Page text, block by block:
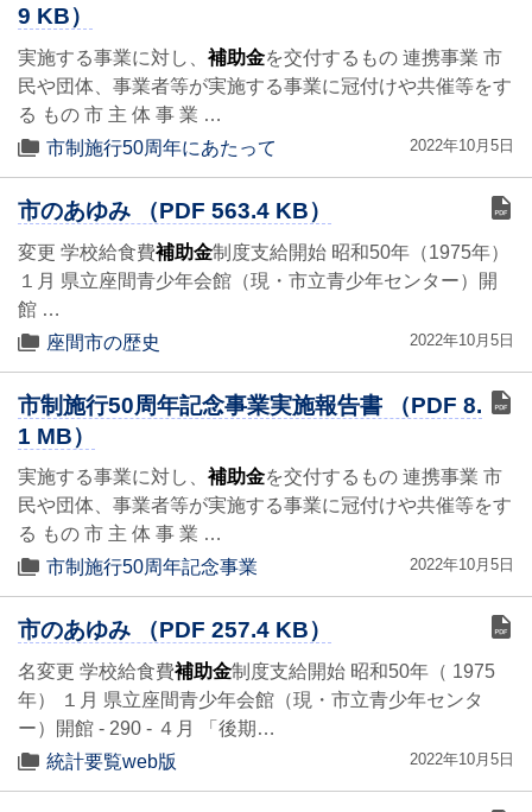
9 KB）
実施する事業に対し、 補助金を交付するもの 連携事業 市
民や団体、事業者等が実施する事業に冠付けや共催等をす
る もの 市 主 体 事 業 …
市制施行50周年にあたって
2022年10月5日
市のあゆみ （PDF 563.4 KB）
変更 学校給食費補助金制度支給開始 昭和50年（1975年）
１月 県立座間青少年会館（現・市立青少年センター）開
館 …
座間市の歴史
2022年10月5日
市制施行50周年記念事業実施報告書 （PDF 8.
1 MB）
実施する事業に対し、 補助金を交付するもの 連携事業 市
民や団体、事業者等が実施する事業に冠付けや共催等をす
る もの 市 主 体 事 業 …
市制施行50周年記念事業
2022年10月5日
市のあゆみ （PDF 257.4 KB）
名変更 学校給食費補助金制度支給開始 昭和50年（ 1975
年） １月 県立座間青少年会館（現・市立青少年センタ
ー）開館 - 290 - ４月 「後期…
統計要覧web版
2022年10月5日